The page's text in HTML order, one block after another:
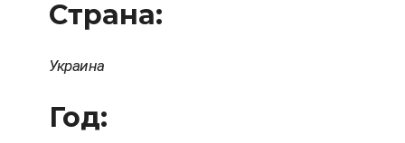
Страна:
Украина
Год: